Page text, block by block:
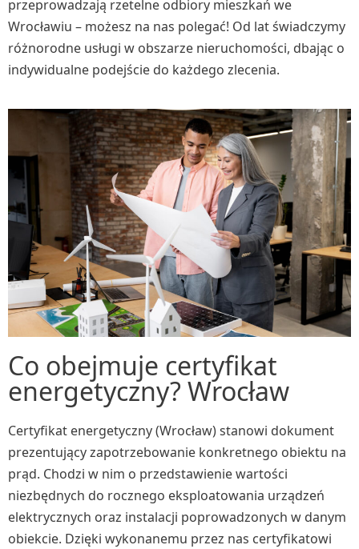
przeprowadzają rzetelne odbiory mieszkań we
Wrocławiu – możesz na nas polegać! Od lat świadczymy
różnorodne usługi w obszarze nieruchomości, dbając o
indywidualne podejście do każdego zlecenia.
Co obejmuje certyfikat
energetyczny? Wrocław
Certyfikat energetyczny (Wrocław) stanowi dokument
prezentujący zapotrzebowanie konkretnego obiektu na
prąd. Chodzi w nim o przedstawienie wartości
niezbędnych do rocznego eksploatowania urządzeń
elektrycznych oraz instalacji poprowadzonych w danym
obiekcie. Dzięki wykonanemu przez nas certyfikatowi